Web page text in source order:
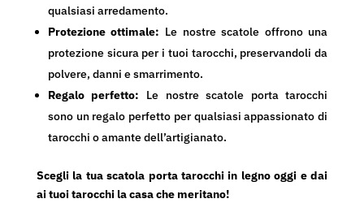
qualsiasi arredamento.
Protezione ottimale: Le nostre scatole offrono una
protezione sicura per i tuoi tarocchi, preservandoli da
polvere, danni e smarrimento.
Regalo perfetto: Le nostre scatole porta tarocchi
sono un regalo perfetto per qualsiasi appassionato di
tarocchi o amante dell’artigianato.
Scegli la tua scatola porta tarocchi in legno oggi e dai
ai tuoi tarocchi la casa che meritano!